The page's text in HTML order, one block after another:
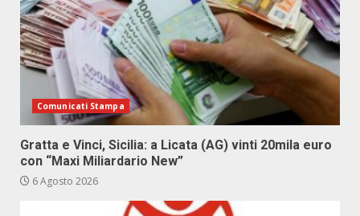
Comunicati Stampa
Gratta e Vinci, Sicilia: a Licata (AG) vinti 20mila euro
con “Maxi Miliardario New”
6 Agosto 2026